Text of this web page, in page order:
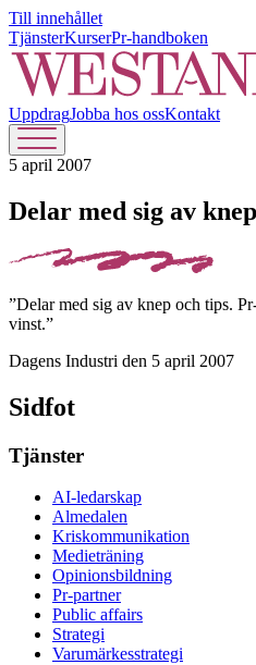
Till innehållet
TjänsterKurserPr-handboken
UppdragJobba hos ossKontakt
5 april 2007
Delar med sig av
”Delar med sig av knep och tips.
vinst.”
Dagens Industri den 5 april 2007
Sidfot
Tjänster
AI-ledarskap
Almedalen
Kris­kommunikation
Medieträning
Opinionsbildning
Pr-partner
Public affairs
Strategi
Varumärkesstrategi